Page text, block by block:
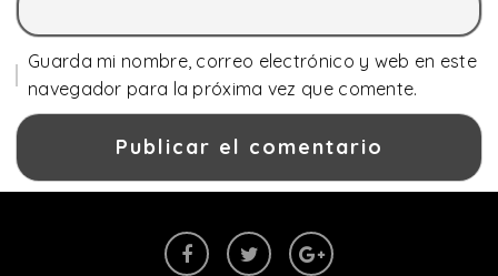
Guarda mi nombre, correo electrónico y web en este
navegador para la próxima vez que comente.